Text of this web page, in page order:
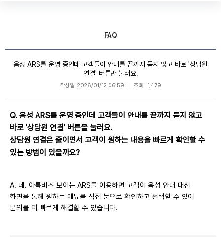
FAQ
음성 ARS를 운영 중인데 고객들이 안내를 끝까지 듣지 않고 바로 '상담원
연결' 버튼만 눌러요.
작성일 2026/01/12 06:59 조회 1,479
Q. 음성 ARS를 운영 중인데 고객들이 안내를 끝까지 듣지 않고
바로 '상담원 연결' 버튼을 눌러요.
상담원 연결은 줄이면서 고객이 원하는 내용을 빠르게 확인할 수
있는 방법이 있을까요?
A. 네. 아톡비즈 보이는 ARS를 이용하면 고객이 음성 안내 대신
화면을 통해 원하는 메뉴를 직접 눈으로 확인하고 선택할 수 있어
문의를 더 빠르게 해결할 수 있습니다.